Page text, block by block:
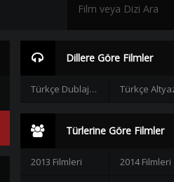
Dillere Göre Filmler
Türkçe Dublaj Filmler
Türlerine Göre Filmler
2013 Filmleri 2014 Filmleri